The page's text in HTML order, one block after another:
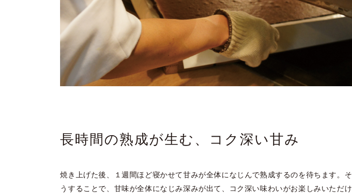
長時間の熟成が生む、コク深い甘み
焼き上げた後、１週間ほど寝かせて甘みが全体になじんで熟成するのを待ちます。そ
うすることで、甘味が全体になじみ深みが出て、コク深い味わいがお楽しみいただけ